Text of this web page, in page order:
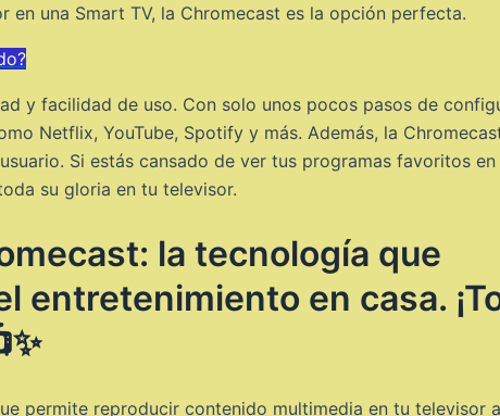
una Smart TV, la Chromecast es la opción perfecta.
y facilidad de uso. Con solo unos pocos pasos de
Netflix, YouTube, Spotify y más. Además, la
Si estás cansado de ver tus programas favoritos en
su gloria en tu televisor.
la tecnología que
en casa.
permite reproducir contenido multimedia en tu televisor